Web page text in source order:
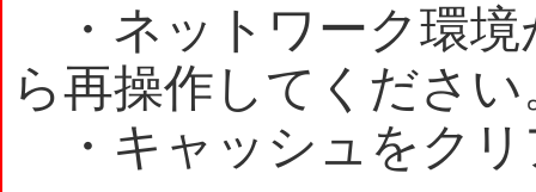
・ネットワーク環境
ら再操作してください
・キャッシュをクリ